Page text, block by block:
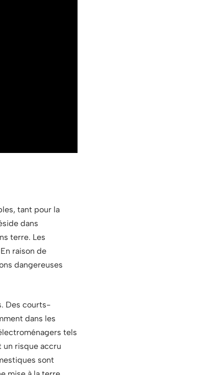
tant pour la
dans
terre. Les
raison de
dangereuses
Des courts-
dans les
tels
un risque accru
sont